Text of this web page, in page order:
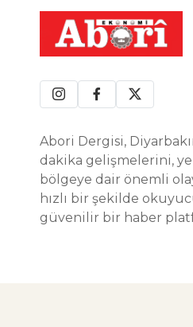
Abori Dergisi,
dakika gelişmelerini,
bölgeye dair önemli
hızlı bir şekilde
güvenilir bir haber